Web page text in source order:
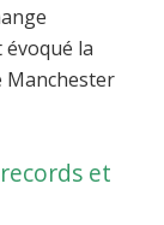
la
Manchester
et